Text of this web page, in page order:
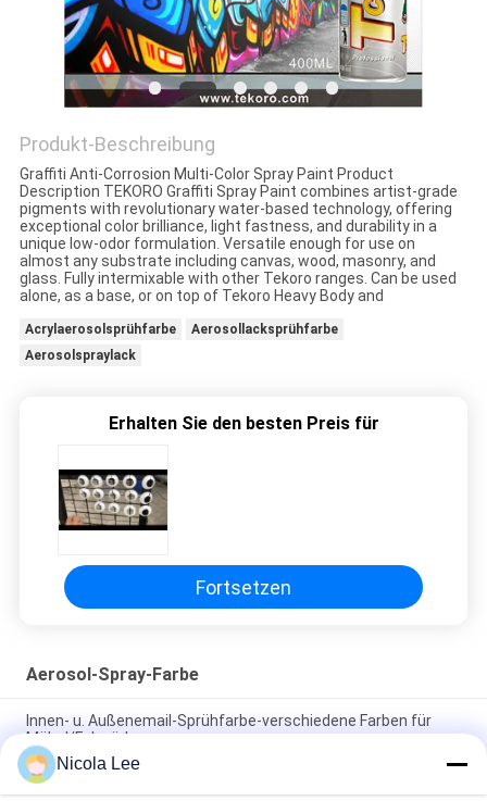
NEUIGKEITEN
BITTE UM
EIN
ANGEBOT
SITEMAP
DATENSCHUTZRICHTLINIE
Produkt-Beschreibung
Graffiti Anti-Corrosion Multi-Color Spray Paint Product
Description TEKORO Graffiti Spray Paint combines artist-grade
pigments with revolutionary water-based technology, offering
exceptional color brilliance, light fastness, and durability in a
unique low-odor formulation. Versatile enough for use on
almost any substrate including canvas, wood, masonry, and
glass. Fully intermixable with other Tekoro ranges. Can be used
alone, as a base, or on top of Tekoro Heavy Body and
Acrylaerosolsprühfarbe
Aerosollacksprühfarbe
Aerosolspraylack
Erhalten Sie den besten Preis für
Fortsetzen
Aerosol-Spray-Farbe
Innen- u. Außenemail-Sprühfarbe-verschiedene Farben für
Möbel/Fahrräder
Ungiftige Edelstahl-Sprühfarbe-widerstehende
Nicola Lee